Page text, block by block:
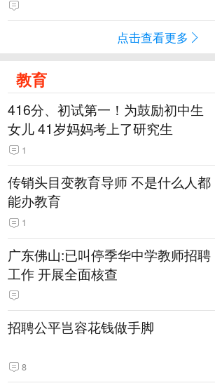
点击查看更多
教育
416分、初试第一！为鼓励初中生
女儿 41岁妈妈考上了研究生
1
传销头目变教育导师 不是什么人都
能办教育
1
广东佛山:已叫停季华中学教师招聘
工作 开展全面核查
招聘公平岂容花钱做手脚
8